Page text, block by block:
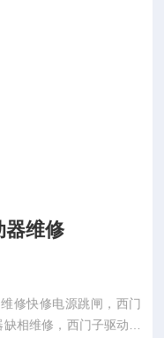
器维修
修快修电源跳闸，西门
相维修，西门子驱动器